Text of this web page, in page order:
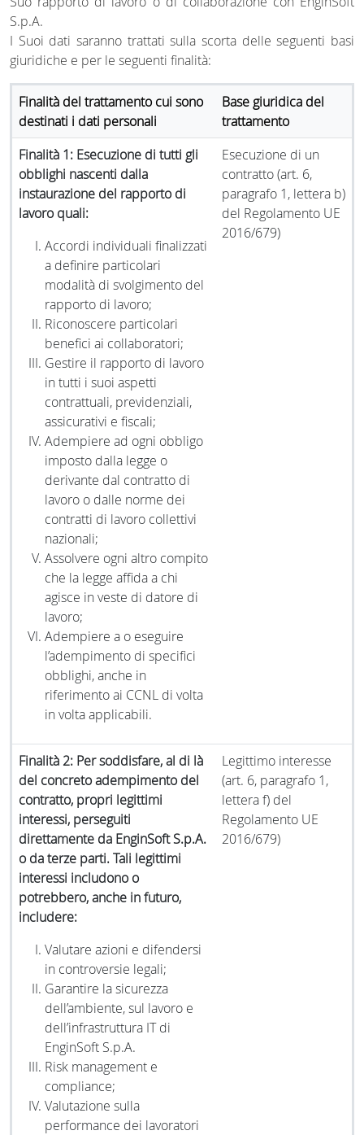
S.p.A.
I Suoi dati saranno trattati sulla scorta delle seguenti basi
giuridiche e per le seguenti finalità:
Finalità del trattamento cui sono
destinati i dati personali
Base giuridica del
trattamento
Finalità 1: Esecuzione di tutti gli
obblighi nascenti dalla
instaurazione del rapporto di
lavoro quali:
Accordi individuali finalizzati
a definire particolari
modalità di svolgimento del
rapporto di lavoro;
Riconoscere particolari
benefici ai collaboratori;
Gestire il rapporto di lavoro
in tutti i suoi aspetti
contrattuali, previdenziali,
assicurativi e fiscali;
Adempiere ad ogni obbligo
imposto dalla legge o
derivante dal contratto di
lavoro o dalle norme dei
contratti di lavoro collettivi
nazionali;
Assolvere ogni altro compito
che la legge affida a chi
agisce in veste di datore di
lavoro;
Adempiere a o eseguire
l’adempimento di specifici
obblighi, anche in
riferimento ai CCNL di volta
in volta applicabili.
Esecuzione di un
contratto (art. 6,
paragrafo 1, lettera b)
del Regolamento UE
2016/679)
Finalità 2: Per soddisfare, al di là
del concreto adempimento del
contratto, propri legittimi
interessi, perseguiti
direttamente da EnginSoft S.p.A.
o da terze parti. Tali legittimi
interessi includono o
potrebbero, anche in futuro,
includere:
Valutare azioni e difendersi
in controversie legali;
Garantire la sicurezza
dell’ambiente, sul lavoro e
dell’infrastruttura IT di
EnginSoft S.p.A.
Risk management e
compliance;
Valutazione sulla
performance dei lavoratori
Legittimo interesse
(art. 6, paragrafo 1,
lettera f) del
Regolamento UE
2016/679)